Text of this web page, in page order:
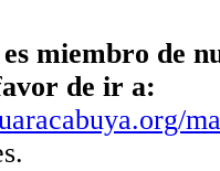
es miembro de
de ir a: